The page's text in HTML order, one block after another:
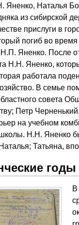
Яненко, Наталья
из сибирской
прислуги в
погиб во
Яненко. После
Н.Н. Яненко,
работала
В семье
совета
Петр
на учебном
Н.Н. Яненко
Татьяна,
годы
В